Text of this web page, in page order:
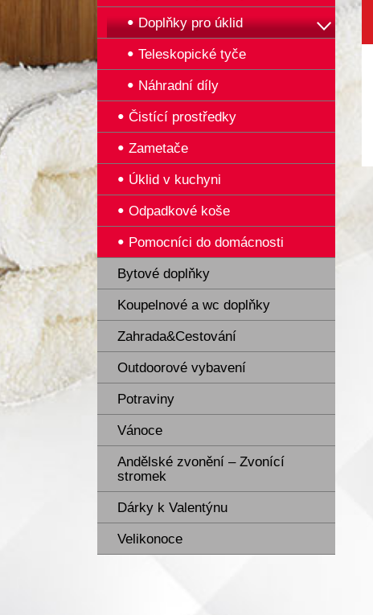
Doplňky pro úklid
Teleskopické tyče
Náhradní díly
Čistící prostředky
Zametače
Úklid v kuchyni
Odpadkové koše
Pomocníci do domácnosti
Bytové doplňky
Koupelnové a wc doplňky
Zahrada&Cestování
Outdoorové vybavení
Potraviny
Vánoce
Andělské zvonění – Zvonící
stromek
Dárky k Valentýnu
Velikonoce